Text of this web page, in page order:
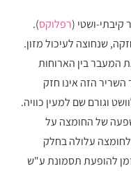
ושטי (רפלוקס).
שנחוצה לעיכול מזון.
המעבר בין הארוחות
הזה אינו חזק
וגורם שם למעין כוויה.
של החומצה על
עלולה בחלק
להופעת תסמונת ע"ש